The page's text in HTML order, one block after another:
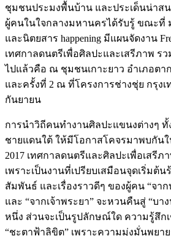
ชุมชนประมงพื้นบ้าน และประเด็นน่าสน
ผู้คนในใจกลางมหานครได้รับรู้ ขณะที่
และนิตยสาร happening มีแผนจัดงาน
เทศกาลดนตรีเพื่อศิลปะและเสรีภาพ ร
ไปแล้วคือ ณ ชุมชนเกาะยาว อำเภอตา
และครั้งที่ 2 ณ ที่โครงการช่างชุ่ย กรุงเ
กันยายน
การนำวิถีคนทำงานศิลปะแขนงต่างๆ
ชายแดนใต้ ให้มีโอกาสโคจรมาพบกันใน
2017 เทศกาลดนตรีและศิลปะเพื่อเสรีภ
เพราะเป็นงานที่เปรียบเสมือนจุดเริ่มต้
สัมพันธ์ และเรื่องราวดีๆ ของผู้คน “จาก
และ “จากเจ้าพระยา” จะหวนคืนสู่ “บา
หนึ่ง ส่วนจะเป็นรูปลักษณ์ใด ความรู้สึกเ
“ชะตาฟ้าลิขิต” เพราะความมุ่งมั่นพยา